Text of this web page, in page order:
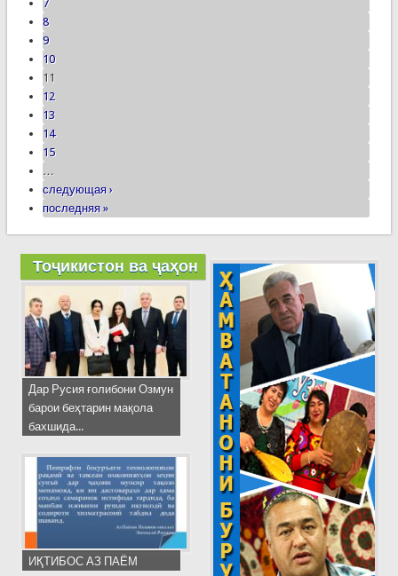
7
8
9
10
11
12
13
14
15
…
следующая ›
последняя »
Тоҷикистон ва ҷаҳон
Дар Русия ғолибони Озмун
барои беҳтарин мақола
бахшида...
ИҚТИБОС АЗ ПАЁМ